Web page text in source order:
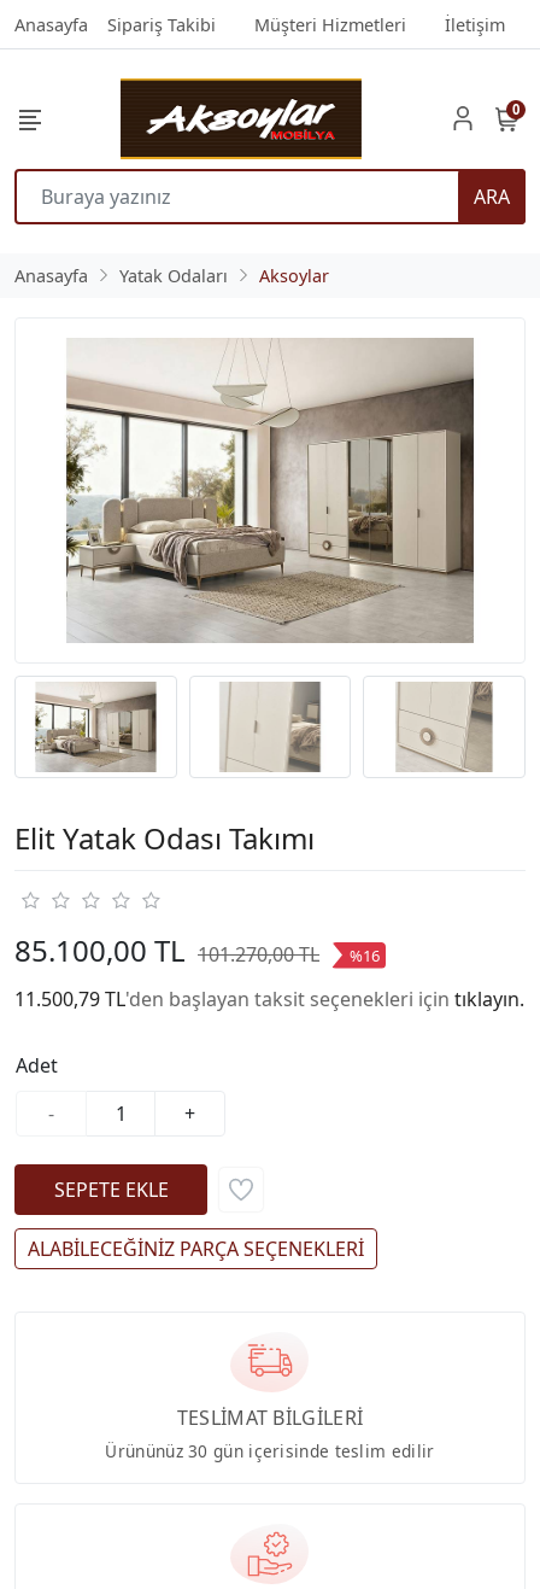
Anasayfa Sipariş Takibi Müşteri Hizmetleri İletişim
ARA
0
Anasayfa Yatak Odaları Aksoylar
Elit Yatak Odası Takımı
85.100,00 TL 101.270,00 TL %16
11.500,79 TL'den başlayan taksit seçenekleri için tıklayın.
Adet
-
+
ALABİLECEĞİNİZ PARÇA SEÇENEKLERİ
TESLİMAT BİLGİLERİ
Ürününüz 30 gün içerisinde teslim edilir